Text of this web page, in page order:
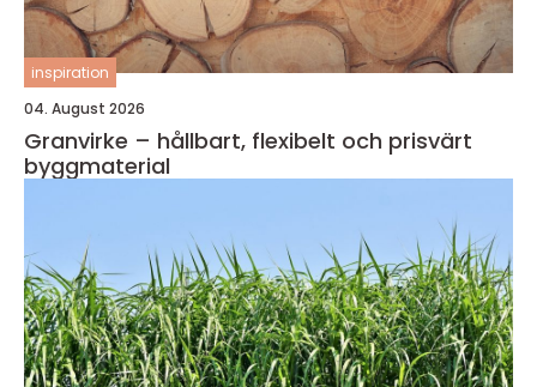
inspiration
04. August 2026
Granvirke – hållbart, flexibelt och prisvärt
byggmaterial